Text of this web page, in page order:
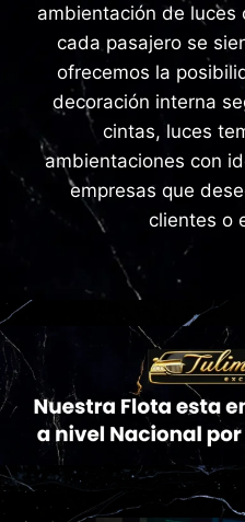
ambientación de luces
cada pasajero se
ofrecemos la
decoración interna
cintas, luces
ambientaciones con
empresas que
clientes o